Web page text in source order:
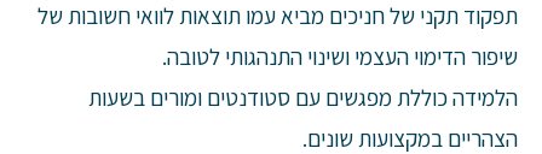
תפקוד תקני של חניכים מביא עמו תוצאות לוואי חשובות של
שיפור הדימוי העצמי ושינוי התנהגותי לטובה.
הלמידה כוללת מפגשים עם סטודנטים ומורים בשעות
הצהריים במקצועות שונים.